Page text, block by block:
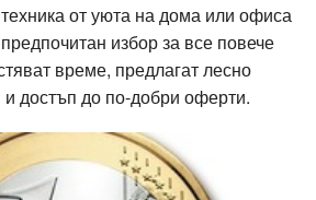
от уюта на дома или офиса
избор за все повече
време, предлагат лесно
достъп до по-добри оферти.